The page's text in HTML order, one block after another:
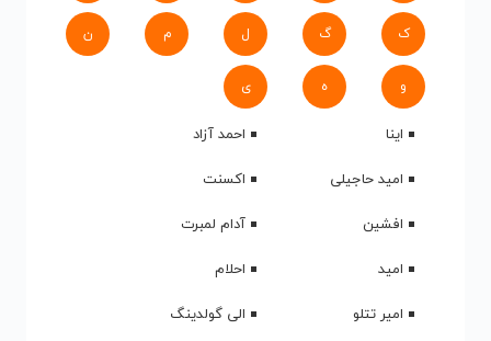
ک گ ل م ن
و ه ی
اینا
احمد آزاد
امید حاجیلی
اکسنت
افشین
آدام لمبرت
امید
احلام
امیر تتلو
الی گولدینگ